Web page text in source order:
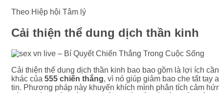
Theo Hiệp hội Tâm lý
Cải thiện thể dung dịch thần kinh
Cải thiện thể dung dịch thần kinh bao bao gồm là lợi ích
khác của 555 chiến thắng, vì nó giúp giảm bao che tất tay
tin. Phương pháp này khuyến khích mình phân tích cảm